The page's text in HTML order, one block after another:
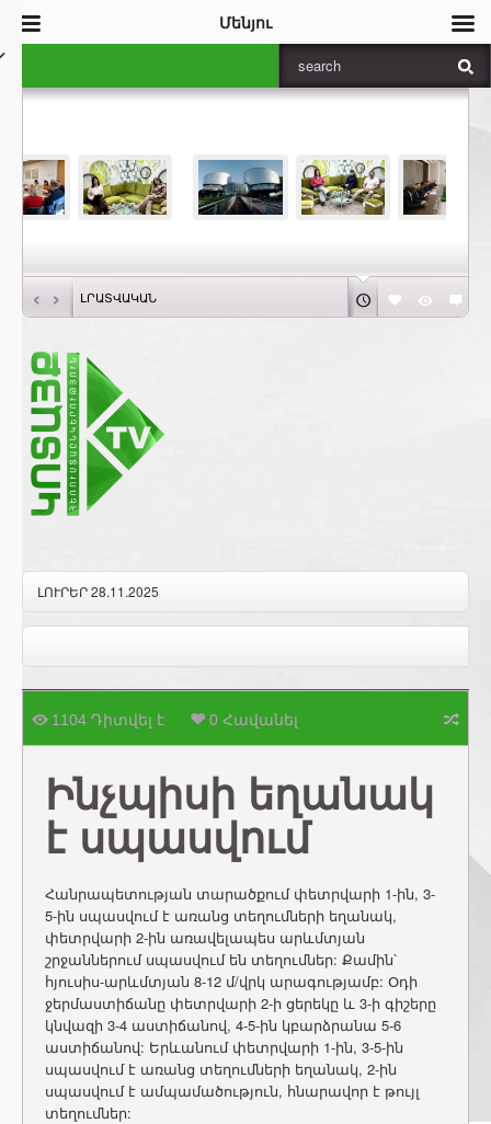
‹ › ԼՐԱՏՎԱԿԱՆ
ԼՈՒՐԵՐ 28.11.2025
1104 Դիտվել է 0 Հավանել
Ինչպիսի եղանակ
է սպասվում
Հանրապետության տարածքում փետրվարի 1-ին, 3-
5-ին սպասվում է առանց տեղումների եղանակ,
փետրվարի 2-ին առավելապես արևմտյան
շրջաններում սպասվում են տեղումներ: Քամին՝
հյուսիս-արևմտյան 8-12 մ/վրկ արագությամբ: Օդի
ջերմաստիճանը փետրվարի 2-ի ցերեկը և 3-ի գիշերը
կնվազի 3-4 աստիճանով, 4-5-ին կբարձրանա 5-6
աստիճանով: Երևանում փետրվարի 1-ին, 3-5-ին
սպասվում է առանց տեղումների եղանակ, 2-ին
սպասվում է ամպամածություն, հնարավոր է թույլ
տեղումներ:
Մենյու